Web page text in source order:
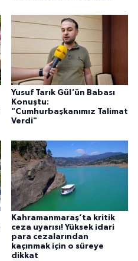
Yusuf Tarık Gül'ün Babası
Konuştu:
"Cumhurbaşkanımız Talimat
Verdi"
Kahramanmaraş’ta kritik
ceza uyarısı! Yüksek idari
para cezalarından
kaçınmak için o süreye
dikkat